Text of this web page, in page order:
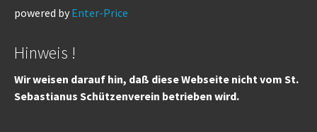
powered by Enter-Price
Hinweis !
Wir weisen darauf hin, daß diese Webseite nicht vom St.
Sebastianus Schützenverein betrieben wird.